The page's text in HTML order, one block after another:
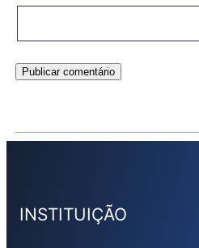
INSTITUIÇÃO